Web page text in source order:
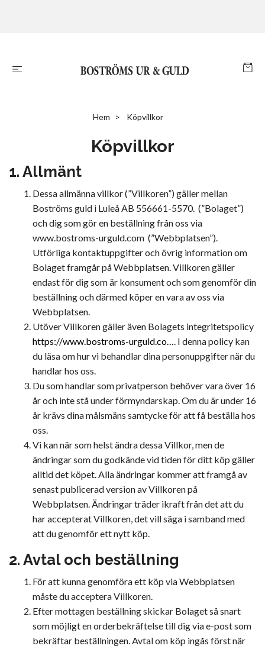
Hem Köpvillkor
Köpvillkor
1. Allmänt
Dessa allmänna villkor (”Villkoren”) gäller mellan
Boströms guld i Luleå AB 556661-5570. (”Bolaget”)
och dig som gör en beställning från oss via
www.bostroms-urguld.com (”Webbplatsen”).
Utförliga kontaktuppgifter och övrig information om
Bolaget framgår på Webbplatsen. Villkoren gäller
endast för dig som är konsument och som genomför din
beställning och därmed köper en vara av oss via
Webbplatsen.
Utöver Villkoren gäller även Bolagets integritetspolicy
https://www.bostroms-urguld.co…. I denna policy kan
du läsa om hur vi behandlar dina personuppgifter när du
handlar hos oss.
Du som handlar som privatperson behöver vara över 16
år och inte stå under förmyndarskap. Om du är under 16
år krävs dina målsmäns samtycke för att få beställa hos
oss.
Vi kan när som helst ändra dessa Villkor, men de
ändringar som du godkände vid tiden för ditt köp gäller
alltid det köpet. Alla ändringar kommer att framgå av
senast publicerad version av Villkoren på
Webbplatsen. Ändringar träder ikraft från det att du
har accepterat Villkoren, det vill säga i samband med
att du genomför ett nytt köp.
2. Avtal och beställning
För att kunna genomföra ett köp via Webbplatsen
måste du acceptera Villkoren.
Efter mottagen beställning skickar Bolaget så snart
som möjligt en orderbekräftelse till dig via e-post som
bekräftar beställningen. Avtal om köp ingås först när